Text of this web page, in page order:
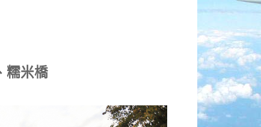
糯米橋